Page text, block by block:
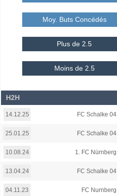
Moy. Buts Concédés
Plus de 2.5
Moins de 2.5
H2H
14.12.25 FC Schalke 04
25.01.25 FC Schalke 04
10.08.24 1. FC Nürnberg
13.04.24 FC Schalke 04
04.11.23 FC Nurnberg